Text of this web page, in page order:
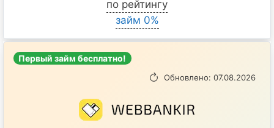
по рейтингу
займ 0%
Первый займ бесплатно!
Обновлено: 07.08.2026